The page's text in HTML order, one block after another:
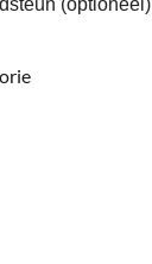
(optioneel)